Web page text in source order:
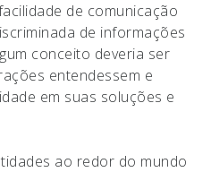
de comunicação
de informações
conceito deveria ser
entendessem e
em suas soluções e
ao redor do mundo